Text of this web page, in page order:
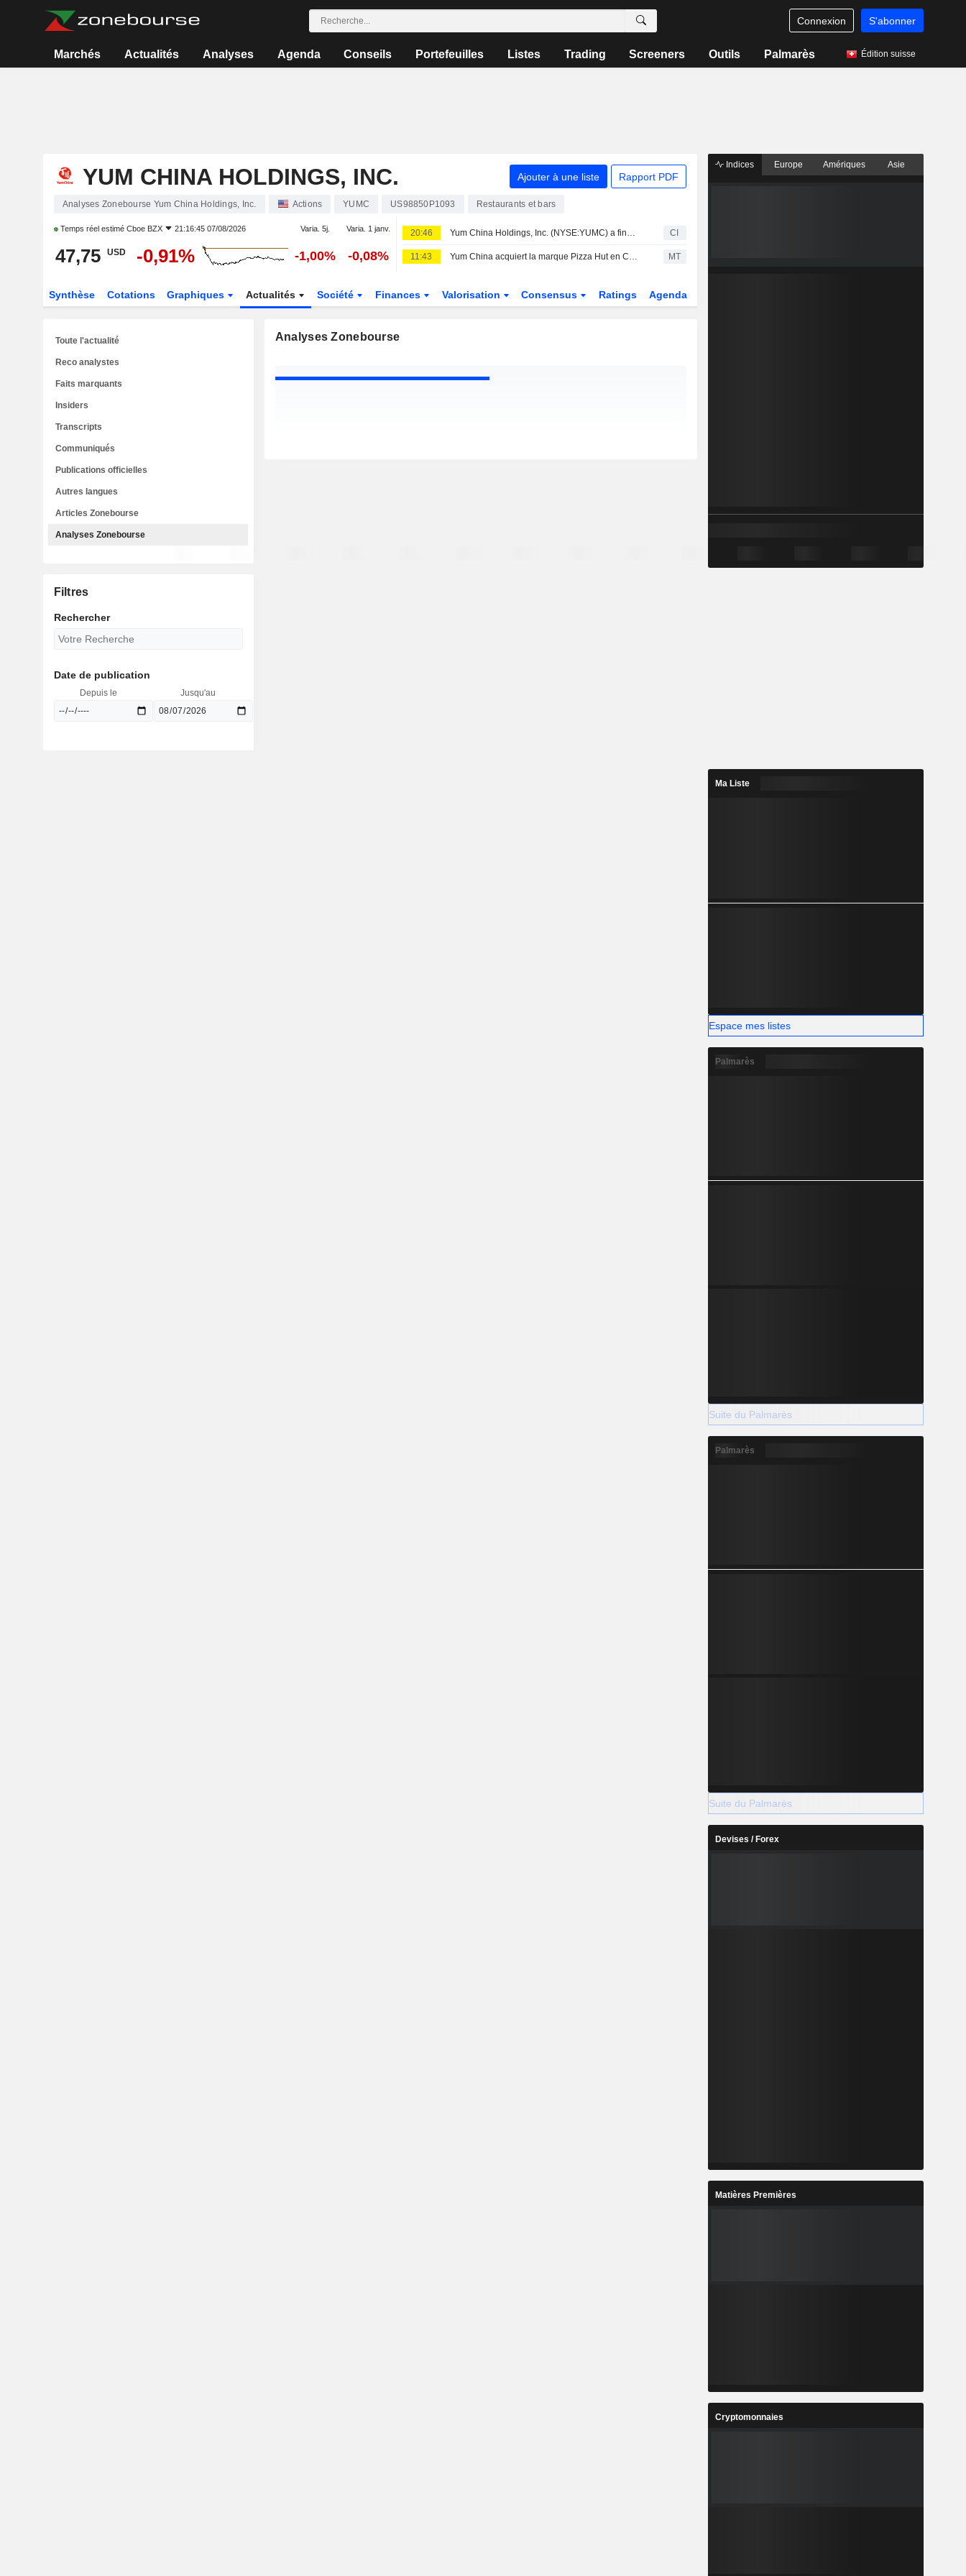
Connexion S'abonner
Marchés Actualités Analyses Agenda Conseils Portefeuilles Listes Trading Screeners Outils Palmarès Édition suisse
YUM CHINA HOLDINGS, INC. Ajouter à une liste Rapport PDF
Analyses Zonebourse Yum China Holdings, Inc. Actions YUMC US98850P1093 Restaurants et bars
Temps réel estimé Cboe BZX 21:16:45 07/08/2026 Varia. 5j. Varia. 1 janv.
47,75 USD -0,91% -1,00% -0,08%
20:46 Yum China Holdings, Inc. (NYSE:YUMC) a finalisé l'acquisition de Shanghai Pizza Hut Co., Ltd. auprès de Yum! Brands, Inc. (NYSE:YUM). CI
11:43 Yum China acquiert la marque Pizza Hut en Chine continentale pour 1,2 milliard de dollars MT
Synthèse Cotations Graphiques Actualités Société Finances Valorisation Consensus Ratings Agenda
Analyses Zonebourse
Toute l'actualité
Reco analystes
Faits marquants
Insiders
Transcripts
Communiqués
Publications officielles
Autres langues
Articles Zonebourse
Analyses Zonebourse
Filtres
Rechercher
Date de publication
Depuis le Jusqu'au
Indices Europe Amériques Asie
Ma Liste
Espace mes listes
Palmarès
Suite du Palmarès
Palmarès
Suite du Palmarès
Devises / Forex
Matières Premières
Cryptomonnaies